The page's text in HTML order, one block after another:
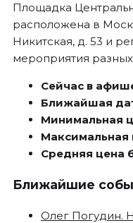
Площадка
расположена в
Никитская, д. 53 и
мероприятия
Сейчас в
Ближайшая
Минимальная
Максимальная
Средняя цена
Ближайшие
Олег Погудин.